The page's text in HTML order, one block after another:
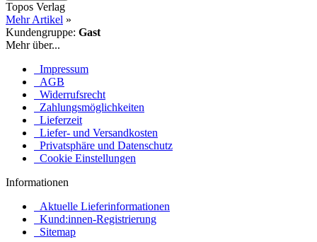
Topos Verlag
Mehr Artikel »
Kundengruppe: Gast
Mehr über...
Impressum
AGB
Widerrufsrecht
Zahlungsmöglichkeiten
Lieferzeit
Liefer- und Versandkosten
Privatsphäre und Datenschutz
Cookie Einstellungen
Informationen
Aktuelle Lieferinformationen
Kund:innen-Registrierung
Sitemap